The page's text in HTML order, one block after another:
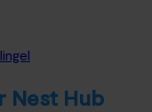
Nest Hub